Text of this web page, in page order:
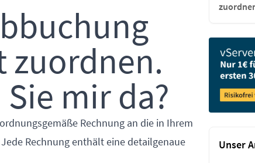
zuordnen.
mir da?
Rechnung an die in Ihrem
Rechnung enthält eine detailgenaue
Unser